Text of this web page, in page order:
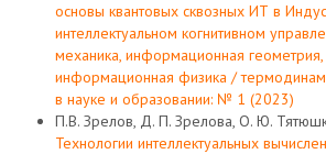
основы квантовых сквозных ИТ в
интеллектуальном когнитивном
механика, информационная геометрия,
информационная физика /
в науке и образовании: № 1 (2023)
П.В. Зрелов, Д. П. Зрелова, О. Ю.
Технологии интеллектуальных